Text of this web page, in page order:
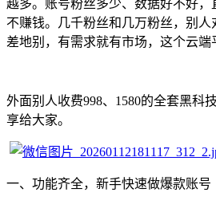
越多。账号粉丝多少、数据好不好
不赚钱。几千粉丝和几万粉丝，别
差地别，有需求就有市场，这个云端
外面别人收费998、1580的全套黑科
享给大家。
一、功能齐全，新手快速做爆款账号